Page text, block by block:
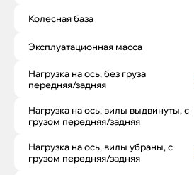
Колесная база
Эксплуатационная масса
Нагрузка на ось, без груза
передняя/задняя
Нагрузка на ось, вилы выдвинуты, с
грузом передняя/задняя
Нагрузка на ось, вилы убраны, с
грузом передняя/задняя